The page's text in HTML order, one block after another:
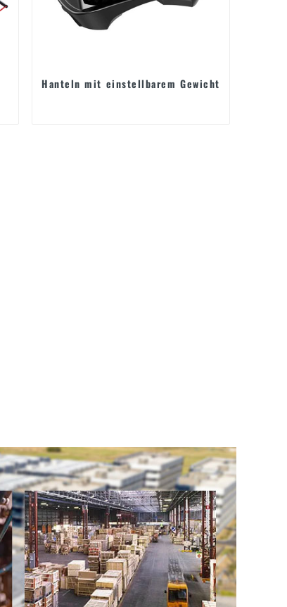
Hanteln mit einstellbarem Gewicht